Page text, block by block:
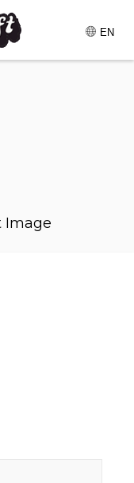
EN
Image